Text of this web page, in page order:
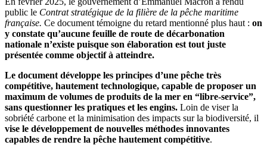
public le Contrat stratégique de la filière de la pêche maritime
française. Ce document témoigne du retard mentionné plus haut : on
y constate qu’aucune feuille de route de décarbonation
nationale n’existe puisque son élaboration est tout juste
présentée comme objectif à atteindre.
Le document développe les principes d’une pêche très
compétitive, hautement technologique, capable de proposer un
maximum de volumes de produits de la mer en “libre-service”,
sans questionner les pratiques et les engins. Loin de viser la
sobriété carbone et la minimisation des impacts sur la biodiversité, il
vise le développement de nouvelles méthodes innovantes
capables de rendre la pêche hautement compétitive.